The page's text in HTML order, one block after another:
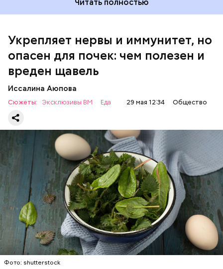
Читать полностью
Укрепляет нервы и иммунитет, но
опасен для почек: чем полезен и
вреден щавель
Иссалина Аюпова
Сюжеты: Эксклюзивы ВМ Еда 29 мая 12:34 Общество
Фото: shutterstock
Опасность же щавеля состоит в том, что он
содержит большое количество щавелевой кислоты,
которая может способствовать образованию
— Если человек уже болеет мочекаменной
болезнью, щавель ему не рекомендуется. При
артрите, гастрите, холецистите, синдроме
раздраженного кишечника, язвах и панкреатите
продукт тоже лучше исключить из рациона, —
предупредила врач. — Он может привести к
повышению кислотности желудка и раздражать
слизистые оболочки.